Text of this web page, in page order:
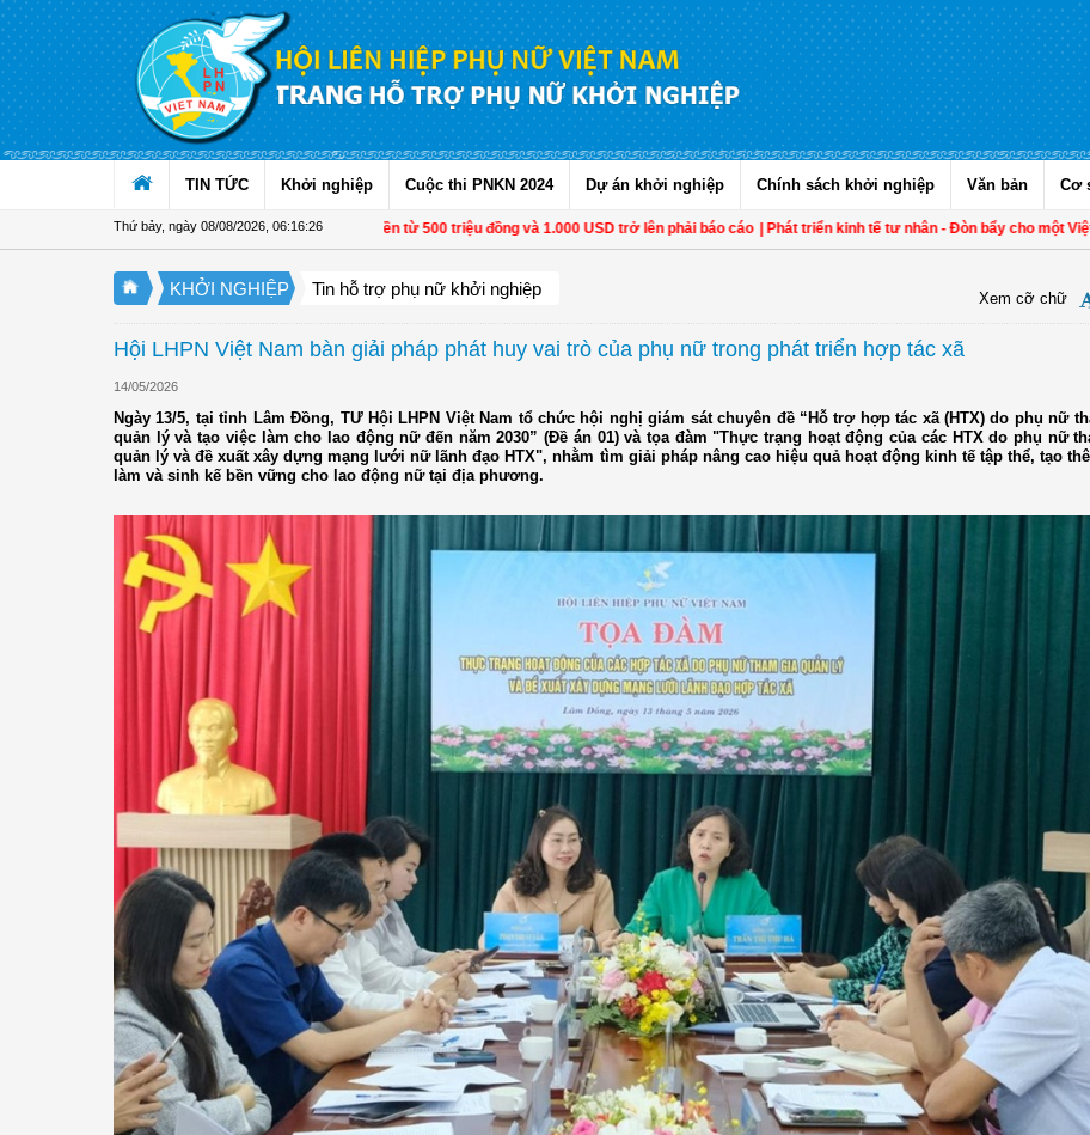
Truy cập nội dung luôn
TIN TỨC Khởi nghiệp Cuộc thi PNKN 2024 Dự án khởi nghiệp Chính sách khởi nghiệp Văn bản Cơ
Thứ bảy, ngày 08/08/2026 06:16:28
Từ 1/11, chuyển tiền từ 500 triệu đồng và 1.000 USD trở lên phải báo cáo | Phát triển kinh tế tư nhân - Đòn bẩy cho một Việt Nam
KHỞI NGHIỆP Tin hỗ trợ phụ nữ khởi nghiệp Xem cỡ chữ
Hội LHPN Việt Nam bàn giải pháp phát huy vai trò của phụ nữ trong phát triển hợp tác xã
14/05/2026
Ngày 13/5, tại tỉnh Lâm Đồng, TƯ Hội LHPN Việt Nam tổ chức hội nghị giám sát chuyên đề “Hỗ trợ hợp tác xã (HTX) do phụ nữ
quản lý và tạo việc làm cho lao động nữ đến năm 2030” (Đề án 01) và tọa đàm "Thực trạng hoạt động của các HTX do phụ nữ
quản lý và đề xuất xây dựng mạng lưới nữ lãnh đạo HTX", nhằm tìm giải pháp nâng cao hiệu quả hoạt động kinh tế tập thể, tạo
làm và sinh kế bền vững cho lao động nữ tại địa phương.